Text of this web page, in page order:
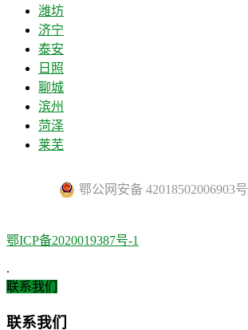
潍坊
济宁
泰安
日照
聊城
滨州
菏泽
莱芜
鄂公网安备 42018502006903号
鄂ICP备2020019387号-1
.
联系我们
联系我们